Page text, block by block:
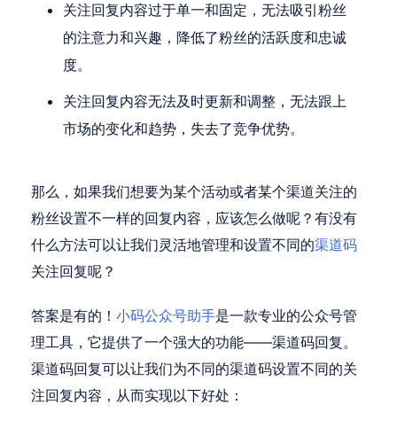
关注回复内容过于单一和固定，无法吸引粉丝
的注意力和兴趣，降低了粉丝的活跃度和忠诚
度。
关注回复内容无法及时更新和调整，无法跟上
市场的变化和趋势，失去了竞争优势。
那么，如果我们想要为某个活动或者某个渠道关注的
粉丝设置不一样的回复内容，应该怎么做呢？有没有
什么方法可以让我们灵活地管理和设置不同的渠道码
关注回复呢？
答案是有的！ 小码公众号助手是一款专业的公众号管
理工具，它提供了一个强大的功能——渠道码回复。
渠道码回复可以让我们为不同的渠道码设置不同的关
注回复内容，从而实现以下好处：